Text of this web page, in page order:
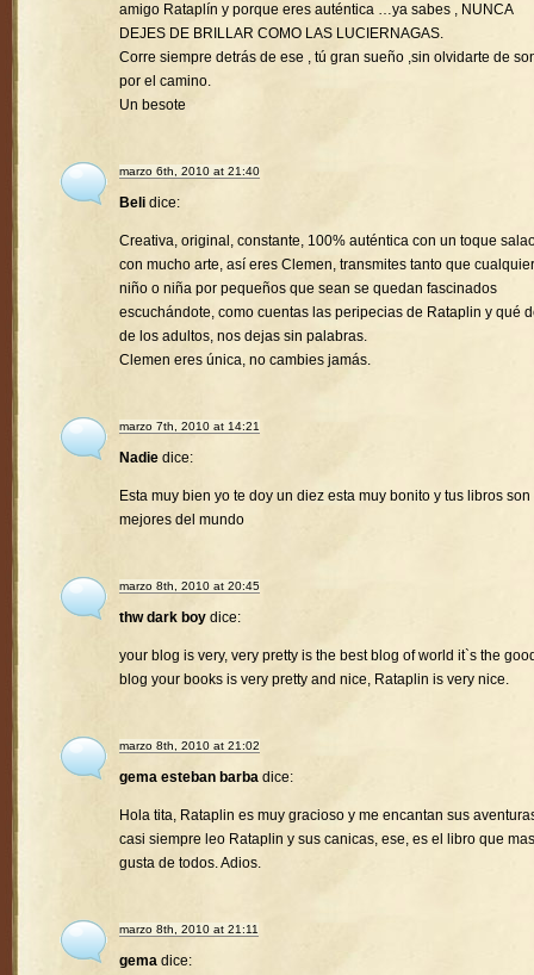
amigo Rataplín y porque eres auténtica …ya sabes , NUNCA
DEJES DE BRILLAR COMO LAS LUCIERNAGAS.
Corre siempre detrás de ese , tú gran sueño ,sin olvidarte de
por el camino.
Un besote
marzo 6th, 2010 at 21:40
Beli dice:
Creativa, original, constante, 100% auténtica con un toque
con mucho arte, así eres Clemen, transmites tanto que cualquier
niño o niña por pequeños que sean se quedan fascinados
escuchándote, como cuentas las peripecias de Rataplin y qué
de los adultos, nos dejas sin palabras.
Clemen eres única, no cambies jamás.
marzo 7th, 2010 at 14:21
Nadie dice:
Esta muy bien yo te doy un diez esta muy bonito y tus libros son
mejores del mundo
marzo 8th, 2010 at 20:45
thw dark boy dice:
your blog is very, very pretty is the best blog of world it`s the
blog your books is very pretty and nice, Rataplin is very nice.
marzo 8th, 2010 at 21:02
gema esteban barba dice:
Hola tita, Rataplin es muy gracioso y me encantan sus
casi siempre leo Rataplin y sus canicas, ese, es el libro que
gusta de todos. Adios.
marzo 8th, 2010 at 21:11
gema dice: